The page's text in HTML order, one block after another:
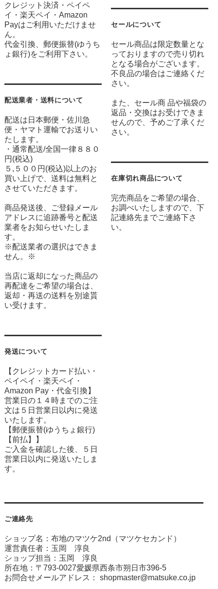
クレジット決済・ペイペ
イ・楽天ペイ・Amazon
Payはご利用いただけませ
ん。
代金引換、郵便振替(ゆうち
ょ銀行)をご利用下さい。
配送業者・送料について
配送は日本郵便・佐川急
便・ヤマト運輸でお送りい
たします。
・通常配送/全国一律８８０
円(税込)
５,５００円(税込)以上のお
買い上げで、送料は無料と
させていただきます。
商品発送後、ご登録メール
アドレスに追跡番号と配送
業者をお知らせいたしま
す。
※配送業者の選択はできま
せん。※
当店に返却になった商品の
再配達をご希望の場合は、
返却・再送の送料を別途貰
い受けます。
発送について
【クレジットカード払い・
ペイペイ・楽天ペイ・
Amazon Pay・ 代金引換】
営業日の１４時までのご注
文は５日営業日以内に発送
いたします。
【郵便振替(ゆうちょ銀行)
【前払】】
ご入金を確認した後、５日
営業日以内に発送いたしま
す。
セールについて
セール商品は限定数量とな
っておりますので売り切れ
となる場合がございます。
不良品の場合はご連絡くだ
さい。
また、セール商 品や福袋の
返品・交換はお受けできま
せんので、予めご了承くだ
さい。
在庫切れ商品について
完売商品をご希望の場合、
お調べいたしますので、下
記連絡先までご連絡下さ
い。
ご連絡先
ショップ名：布地のマツケ2nd（マツケセカンド）
運営責任者：玉岡 淳良
ショップ担当：玉岡 淳良
所在地：〒793-0027愛媛県西条市朔日市396-5
お問合せメールアドレス： shopmaster@matsuke.co.jp